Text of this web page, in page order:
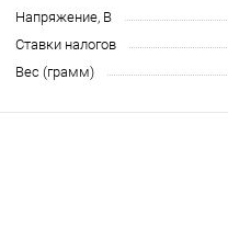
Напряжение, В
Ставки налогов
Вес (грамм)